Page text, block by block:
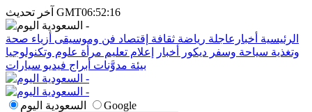
آخر تحديث GMT06:52:16
الرئيسية أخبارعاجلة رياضة ثقافة إقتصاد فن وموسيقى أزياء صحة
وتغذية سياحة وسفر ديكور أخبار إعلام تعليم مرأة علوم وتكنولوجيا
بيئة مدوَّنات أبراج فيديو سيارات
السعودية اليوم
Google